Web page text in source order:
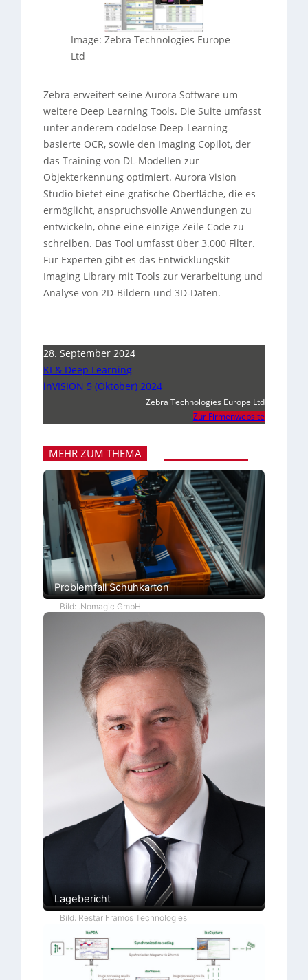
Image: Zebra Technologies Europe
Ltd
Zebra erweitert seine Aurora Software um
weitere Deep Learning Tools. Die Suite umfasst
unter anderem codelose Deep-Learning-
basierte OCR, sowie den Imaging Copilot, der
das Training von DL-Modellen zur
Objekterkennung optimiert. Aurora Vision
Studio bietet eine grafische Oberfläche, die es
ermöglicht, anspruchsvolle Anwendungen zu
entwickeln, ohne eine einzige Zeile Code zu
schreiben. Das Tool umfasst über 3.000 Filter.
Für Experten gibt es das Entwicklungskit
Imaging Library mit Tools zur Verarbeitung und
Analyse von 2D-Bildern und 3D-Daten.
28. September 2024
KI & Deep Learning
inVISION 5 (Oktober) 2024
Zebra Technologies Europe Ltd
Zur Firmenwebsite
MEHR ZUM THEMA
Problemfall Schuhkarton
Bild: .Nomagic GmbH
Lagebericht
Bild: Restar Framos Technologies